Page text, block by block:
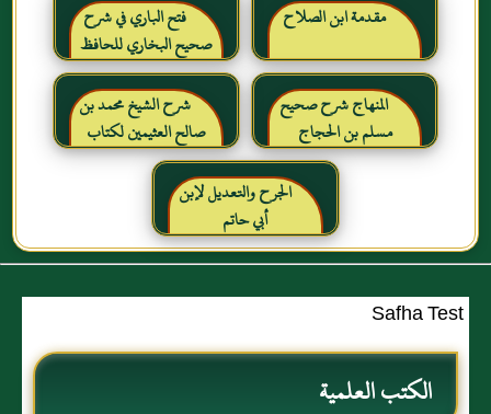
مقدمة ابن الصلاح
فتح الباري في شرح
صحيح البخاري للحافظ
ابن حجر العسقلاني
المنهاج شرح صحيح
مسلم بن الحجاج
شرح الشيخ محمد بن
صالح العثيمين لكتاب
رياض الصالحين للإمام
النووي رحمهم الله تعالىالجرح والتعديل لإبن
أبي حاتم
Safha Test
الكتب العلمية